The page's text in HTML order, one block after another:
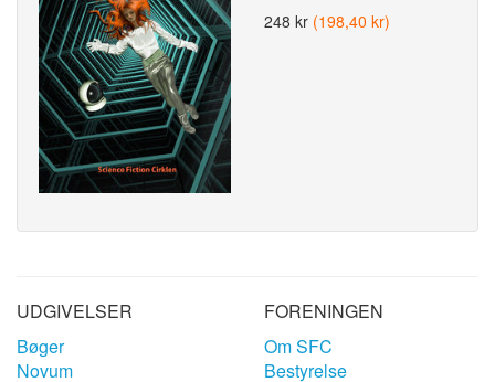
248 kr (198,40 kr)
UDGIVELSER
Bøger
Novum
FORENINGEN
Om SFC
Bestyrelse